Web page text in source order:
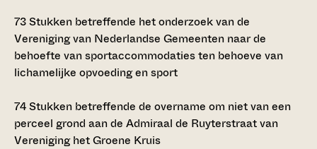
73Stukken betreffende het onderzoek van de
Vereniging van Nederlandse Gemeenten naar de
behoefte van sportaccommodaties ten behoeve van
lichamelijke opvoeding en sport
74Stukken betreffende de overname om niet van een
perceel grond aan de Admiraal de Ruyterstraat van
Vereniging het Groene Kruis